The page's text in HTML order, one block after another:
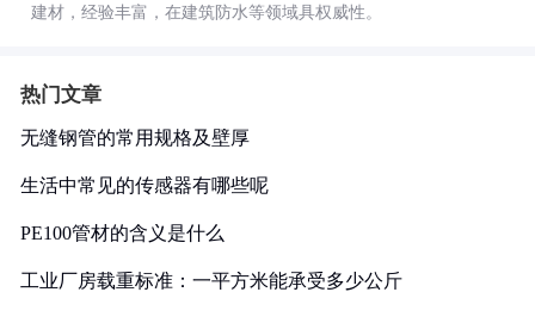
建材，经验丰富，在建筑防水等领域具权威性。
热门文章
无缝钢管的常用规格及壁厚
生活中常见的传感器有哪些呢
PE100管材的含义是什么
工业厂房载重标准：一平方米能承受多少公斤